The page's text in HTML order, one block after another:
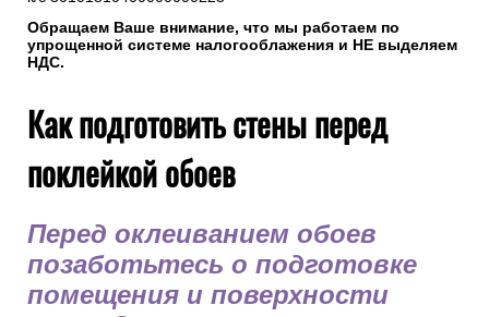
5. Реквизиты нашей компании
р/с 40802810238000057230
Банк ОАО "Сбербанк России"
БИК 044525225
к/с 30101810400000000225
упрощенной системе налогооблажения и НЕ выделяем
НДС.
Как подготовить стены перед